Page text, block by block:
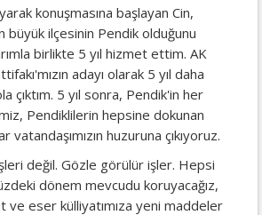
konuşmasına başlayan Cin,
büyük ilçesinin Pendik olduğunu
birlikte 5 yıl hizmet ettim. AK
adayı olarak 5 yıl daha
çıktım. 5 yıl sonra, Pendik'in her
Pendiklilerin hepsine dokunan
huzuruna çıkıyoruz.
işleri değil. Gözle görülür işler. Hepsi
dönem mevcudu koruyacağız,
ve eser külliyatımıza yeni maddeler